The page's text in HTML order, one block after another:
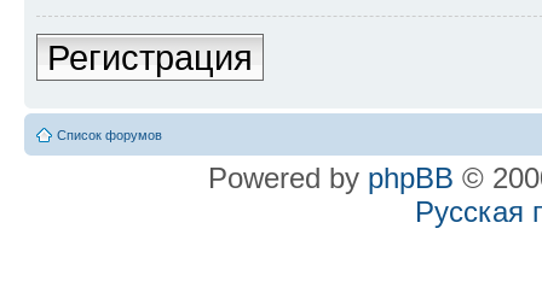
Регистрация
Список форумов
Powered by phpBB ©
Русская